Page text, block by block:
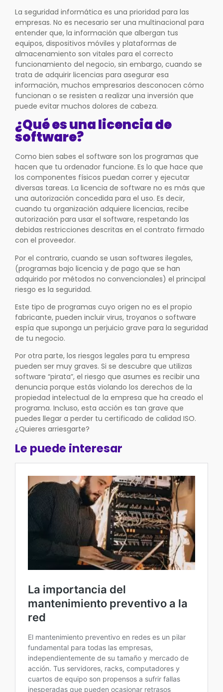
La seguridad informática es una prioridad para las
empresas. No es necesario ser una multinacional para
entender que, la información que albergan tus
equipos, dispositivos móviles y plataformas de
almacenamiento son vitales para el correcto
funcionamiento del negocio, sin embargo, cuando se
trata de adquirir licencias para asegurar esa
información, muchos empresarios desconocen cómo
funcionan o se resisten a realizar una inversión que
puede evitar muchos dolores de cabeza.
¿Qué es una licenciade
software?
Como bien sabes el software son los programas que
hacen que tu ordenador funcione. Es lo que hace que
los componentes físicos puedan correr y ejecutar
diversas tareas. La licencia de software no es más que
una autorización concedida para el uso. Es decir,
cuando tu organización adquiere licencias, recibe
autorización para usar el software, respetando las
debidas restricciones descritas en el contrato firmado
con el proveedor.
Por el contrario, cuando se usan softwares ilegales,
(programas bajo licencia y de pago que se han
adquirido por métodos no convencionales) el principal
riesgo es la seguridad.
Este tipo de programas cuyo origen no es el propio
fabricante, pueden incluir virus, troyanos o software
espía que suponga un perjuicio grave para la seguridad
de tu negocio.
Por otra parte, los riesgos legales para tu empresa
pueden ser muy graves. Si se descubre que utilizas
software “pirata”, el riesgo que asumes es recibir una
denuncia porque estás violando los derechos de la
propiedad intelectual de la empresa que ha creado el
programa. Incluso, esta acción es tan grave que
puedes llegar a perder tu certificado de calidad ISO.
¿Quieres arriesgarte?
Le puede interesar